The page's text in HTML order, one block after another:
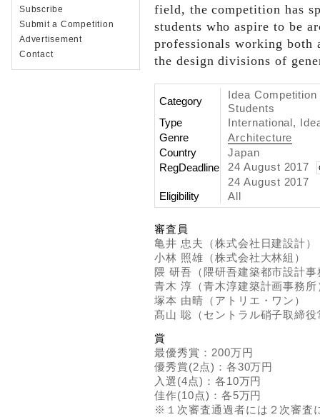
Subscribe
Submit a Competition
Advertisement
Contact
field, the competition has
students who aspire to be
professionals working
the design divisions of
Category
Idea
Students
Type
International,
Genre
Architecture
Country
Japan
RegDeadline
24 August 2017
24 August 2017
Eligibility
All
審査員
亀井 忠夫（株式会社日建設計）
小林 照雄（株式会社大林組）
隈 研吾（隈研吾建築都市設計事
青木 淳（青木淳建築計画事務所
塚本 由晴（アトリエ・ワン）
髙山 聡（セントラル硝子取締
賞
最優秀賞：200万円
優秀賞(2点)：各30万円
入選(4点)：各10万円
佳作(10点)：各5万円
※１次審査通過者には２次審査